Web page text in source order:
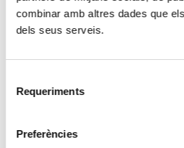
combinar amb altres dades que
dels seus serveis.
Requeriments
Preferències